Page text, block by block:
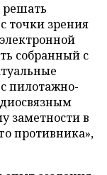
решать
точки зрения
собранный с
пилотажно-
заметности в
противника»,